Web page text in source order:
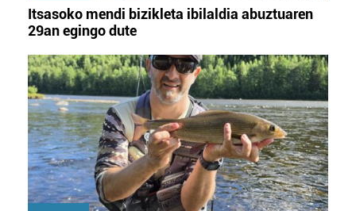
Itsasoko mendi bizikleta ibilaldia abuztuaren
29an egingo dute